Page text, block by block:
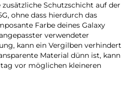
zusätzliche Schutzschicht auf der
ohne dass hierdurch das
Farbe deines Galaxy
verwendeter
kann ein Vergilben verhindert
Material dünn ist, kann
vor möglichen kleineren